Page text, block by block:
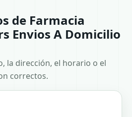
de Farmacia
Envios A Domicilio
la dirección, el horario o el
correctos.